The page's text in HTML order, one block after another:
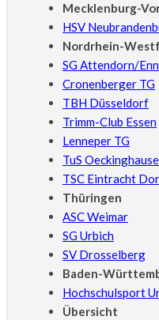
Mecklenburg-
HSV
Nordrhein-
SG Attendorn/
Cronenberger TG
TBH Düsseldorf
Trimm-Club Essen
Lenneper TG
TuS
TSC Eintracht
Thüringen
ASC Weimar
SG Urbich
SV Drosselberg
Baden-
Hochschulsport
Übersicht